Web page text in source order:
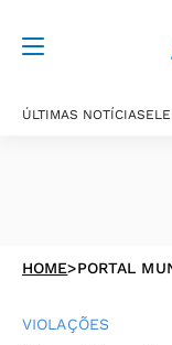
ÚLTIMAS NOTÍCIAS
HOME>PORTAL
VIOLAÇÕES